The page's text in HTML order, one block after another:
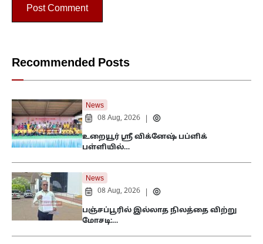
Recommended Posts
News
08 Aug, 2026
உறையூர் ஸ்ரீ விக்னேஷ் பப்ளிக்
பள்ளியில்…
News
08 Aug, 2026
பஞ்சப்பூரில் இல்லாத நிலத்தை விற்று
மோசடி:…